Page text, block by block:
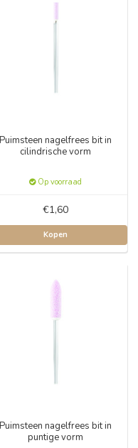
Puimsteen nagelfrees bit in
cilindrische vorm
Op voorraad
€1,60
Kopen
Puimsteen nagelfrees bit in
puntige vorm